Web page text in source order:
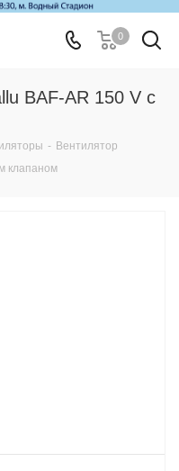
0
BAF-AR 150 V с
- Вентилятор
клапаном